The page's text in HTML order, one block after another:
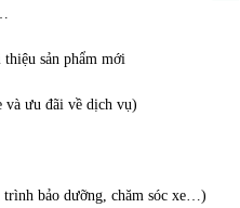
sản phẩm mới
ưu đãi về dịch vụ)
bảo dưỡng, chăm sóc xe…)